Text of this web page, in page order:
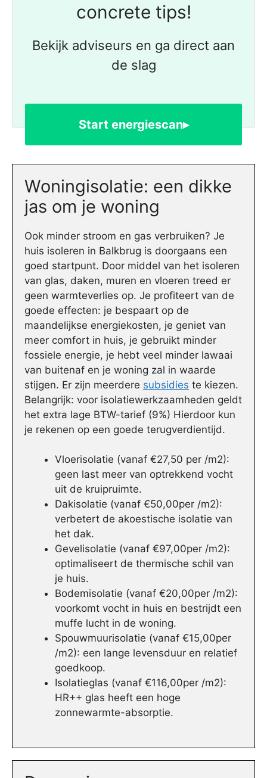
concrete tips!
Bekijk adviseurs en ga direct aan
de slag
Start energiescan▸
Woningisolatie: een dikke
jas om je woning
Ook minder stroom en gas verbruiken? Je
huis isoleren in Balkbrug is doorgaans een
goed startpunt. Door middel van het isoleren
van glas, daken, muren en vloeren treed er
geen warmteverlies op. Je profiteert van de
goede effecten: je bespaart op de
maandelijkse energiekosten, je geniet van
meer comfort in huis, je gebruikt minder
fossiele energie, je hebt veel minder lawaai
van buitenaf en je woning zal in waarde
stijgen. Er zijn meerdere subsidies te kiezen.
Belangrijk: voor isolatiewerkzaamheden geldt
het extra lage BTW-tarief (9%) Hierdoor kun
je rekenen op een goede terugverdientijd.
Vloerisolatie (vanaf €27,50 per /m2):
geen last meer van optrekkend vocht
uit de kruipruimte.
Dakisolatie (vanaf €50,00per /m2):
verbetert de akoestische isolatie van
het dak.
Gevelisolatie (vanaf €97,00per /m2):
optimaliseert de thermische schil van
je huis.
Bodemisolatie (vanaf €20,00per /m2):
voorkomt vocht in huis en bestrijdt een
muffe lucht in de woning.
Spouwmuurisolatie (vanaf €15,00per
/m2): een lange levensduur en relatief
goedkoop.
Isolatieglas (vanaf €116,00per /m2):
HR++ glas heeft een hoge
zonnewarmte-absorptie.